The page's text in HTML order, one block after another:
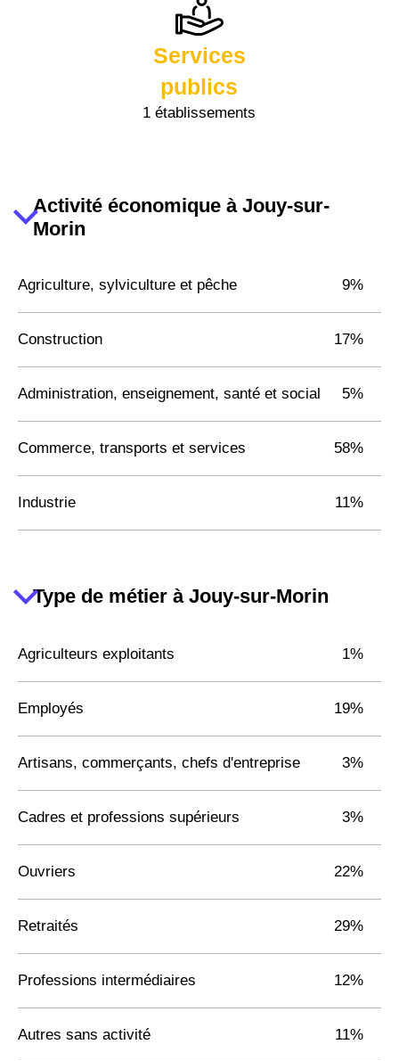
Services
publics
1 établissements
Activité économique à Jouy-sur-
Morin
Agriculture, sylviculture et pêche 9%
Construction 17%
Administration, enseignement, santé et social 5%
Commerce, transports et services 58%
Industrie 11%
Type de métier à Jouy-sur-Morin
Agriculteurs exploitants 1%
Employés 19%
Artisans, commerçants, chefs d'entreprise 3%
Cadres et professions supérieurs 3%
Ouvriers 22%
Retraités 29%
Professions intermédiaires 12%
Autres sans activité 11%